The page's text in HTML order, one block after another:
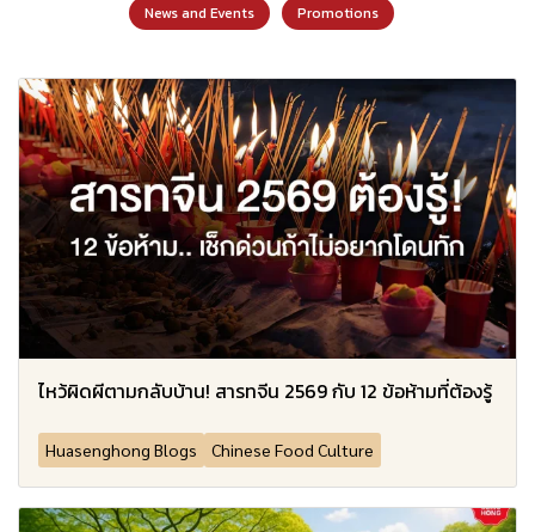
News and Events Promotions
ไหว้ผิดผีตามกลับบ้าน! สารทจีน 2569 กับ 12 ข้อห้ามที่ต้องรู้
Huasenghong Blogs Chinese Food Culture